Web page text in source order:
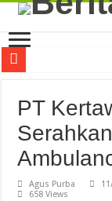
Musda XI Golkar
Galian C Diduga Ilegal
Kapolda Kalteng
Bimtek Penguatan
PT
Agus Purba
658 Views